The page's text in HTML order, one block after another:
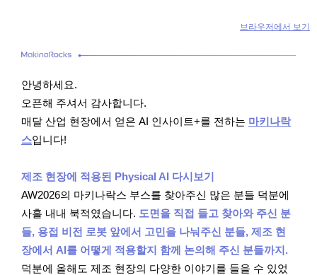
브라우저에서 보기
안녕하세요.
오픈해 주셔서 감사합니다.
매달 산업 현장에서 얻은 AI 인사이트+를 전하는 마키나락
스입니다!
제조 현장에 적용된 Physical AI 다시보기
AW2026의 마키나락스 부스를 찾아주신 많은 분들 덕분에
사흘 내내 북적였습니다. 도면을 직접 들고 찾아와 주신 분
들, 용접 비전 로봇 앞에서 고민을 나눠주신 분들, 제조 현
장에서 AI를 어떻게 적용할지 함께 논의해 주신 분들까지.
덕분에 올해도 제조 현장의 다양한 이야기를 들을 수 있었